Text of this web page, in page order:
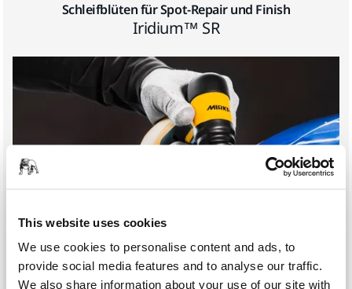
This website uses cookies
We use cookies to personalise content and ads, to
provide social media features and to analyse our traffic.
We also share information about your use of our site with
Schleifblüten für Spot-Repair und Finish
Iridium™ SR
Beschleunigen Sie Ihre Spot-Repair-Arbeit mit Iridium SR